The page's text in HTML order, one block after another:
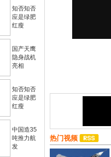
知否知否
应是绿肥
红瘦
国产天鹰
隐身战机
亮相
知否知否
应是绿肥
红瘦
中国造35
吨推力航
发
热门视频